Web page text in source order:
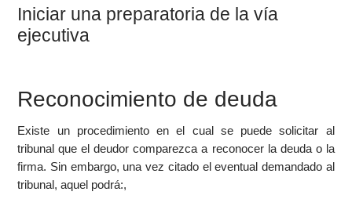
Iniciar una preparatoria de la vía
ejecutiva
Reconocimiento de deuda
Existe un procedimiento en el cual se puede solicitar al
tribunal que el deudor comparezca a reconocer la deuda o la
firma. Sin embargo, una vez citado el eventual demandado al
tribunal, aquel podrá:,